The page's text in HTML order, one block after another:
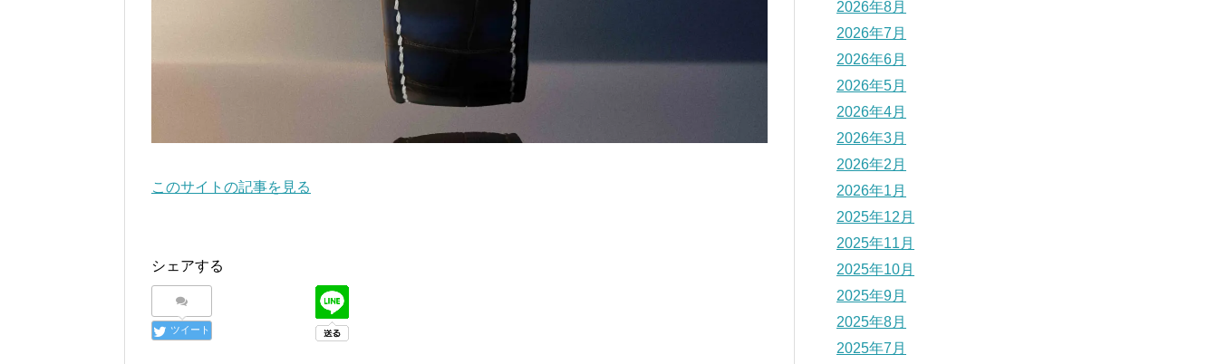
このサイトの記事を見る
シェアする
ツイート
2026年8月
2026年7月
2026年6月
2026年5月
2026年4月
2026年3月
2026年2月
2026年1月
2025年12月
2025年11月
2025年10月
2025年9月
2025年8月
2025年7月